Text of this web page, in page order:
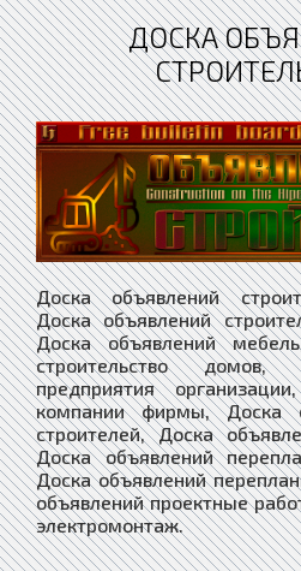
ДОСКА
Доска объявлений
Доска объявлений
Доска объявлений
строительство домов,
предприятия
компании фирмы, Доска
строителей, Доска
Доска объявлений
Доска объявлений
объявлений проектные
электромонтаж.